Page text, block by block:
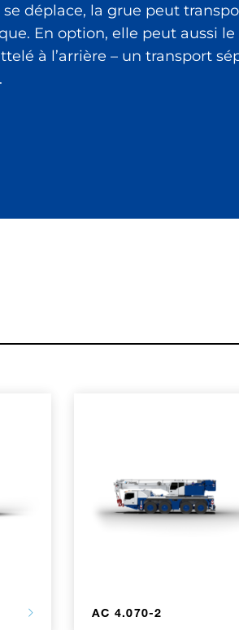
se déplace, la grue peut
En option, elle peut aussi le
à l’arrière – un transport
AC 4.070-2